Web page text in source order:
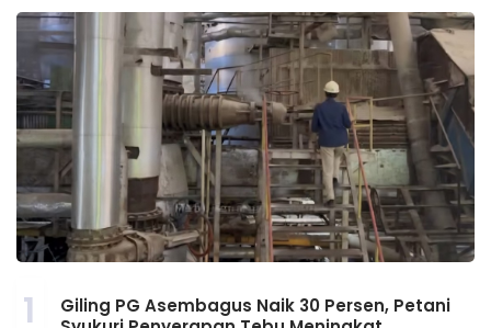
1
Giling PG Asembagus Naik 30 Persen, Petani